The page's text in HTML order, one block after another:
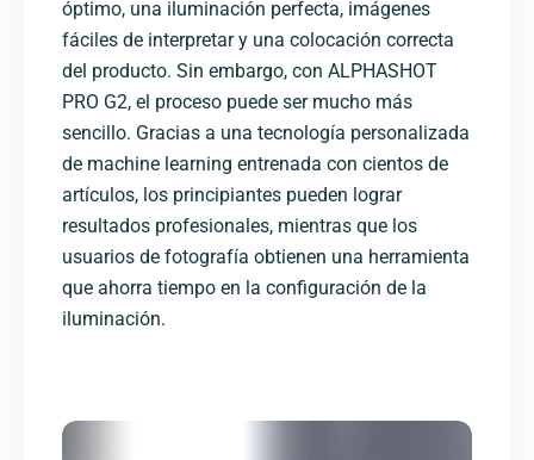
óptimo, una iluminación perfecta, imágenes
fáciles de interpretar y una colocación correcta
del producto. Sin embargo, con ALPHASHOT
PRO G2, el proceso puede ser mucho más
sencillo. Gracias a una tecnología personalizada
de machine learning entrenada con cientos de
artículos, los principiantes pueden lograr
resultados profesionales, mientras que los
usuarios de fotografía obtienen una herramienta
que ahorra tiempo en la configuración de la
iluminación.